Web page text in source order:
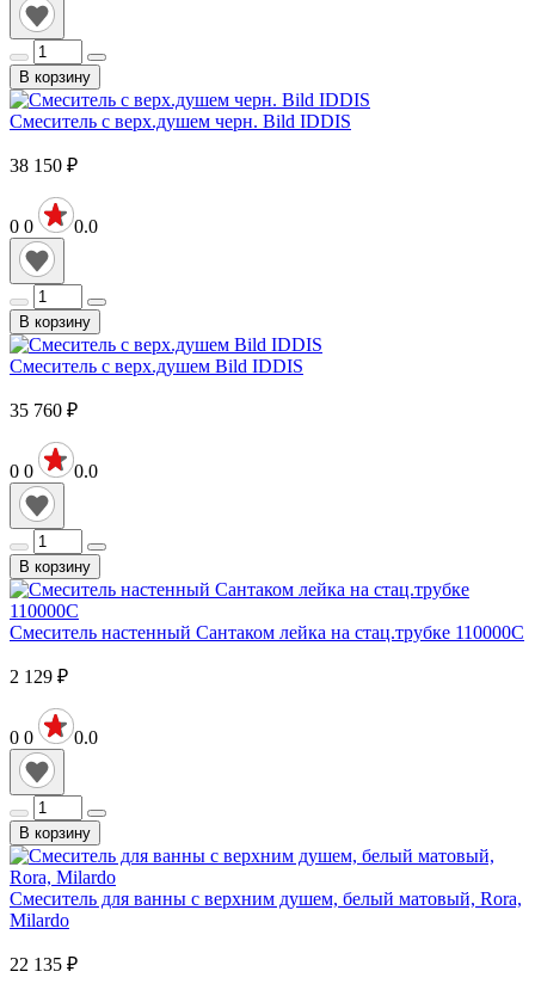
В корзину
Смеситель с верх.душем черн. Bild IDDIS
38 150 ₽
0 0 0.0
В корзину
Смеситель с верх.душем Bild IDDIS
35 760 ₽
0 0 0.0
В корзину
Смеситель настенный Сантаком лейка на стац.трубке 110000С
2 129 ₽
0 0 0.0
В корзину
Смеситель для ванны с верхним душем, белый матовый, Rora,
Milardo
22 135 ₽